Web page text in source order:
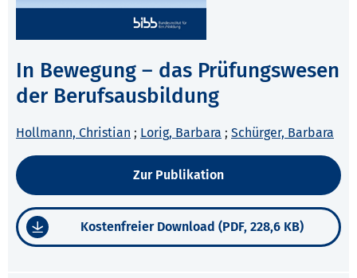
In Bewegung – das Prüfungswesen
der Berufsausbildung
Hollmann, Christian ; Lorig, Barbara ; Schürger, Barbara
Zur Publikation
Kostenfreier Download (PDF, 228,6 KB)